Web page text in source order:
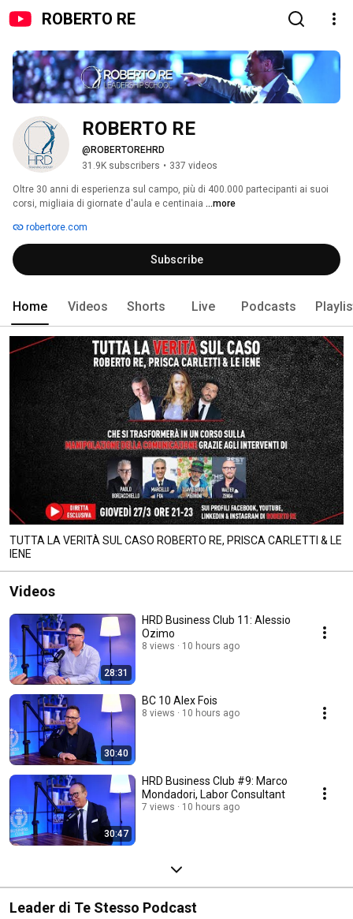
ROBERTO RE
ROBERTO RE
@ROBERTOREHRD
31.9K subscribers • 337 videos
Oltre 30 anni di esperienza sul campo, più di 400.000 partecipanti ai suoi
corsi, migliaia di giornate d'aula e centinaia ...more
robertore.com
Subscribe
Home Videos Shorts Live Podcasts
TUTTA LA VERITÀ SUL CASO ROBERTO RE, PRISCA CARLETTI & LE
IENE
Videos
28:31
HRD Business Club 11: Alessio
Ozimo
8 views 10 hours ago
30:40
BC 10 Alex Fois
8 views 10 hours ago
30:47
HRD Business Club #9: Marco
Mondadori, Labor Consultant
7 views 10 hours ago
Leader di Te Stesso Podcast